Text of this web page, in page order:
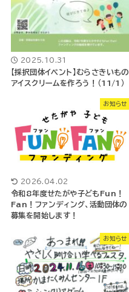
2025.10.31
【採択団体イベント】むらさきいもの
アイスクリームを作ろう！（11/1）
お知らせ
2026.04.02
令和8年度せたがや子どもFun！
Fan！ファンディング、活動団体の
募集を開始します！
お知らせ